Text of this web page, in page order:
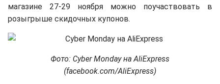
магазине 27-29 ноября можно поучаствовать в
розыгрыше скидочных купонов.
Фото: Cyber Monday на AliExpress
(facebook.com/AliExpress)